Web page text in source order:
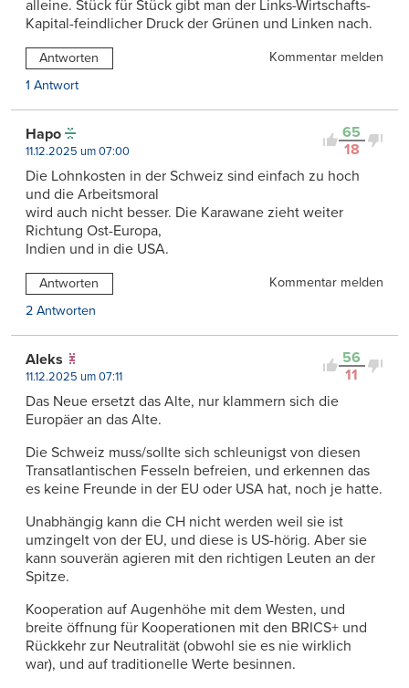
alleine. Stück für Stück gibt man der Links-Wirtschafts-
Kapital-feindlicher Druck der Grünen und Linken nach.
Antworten
Kommentar melden
1 Antwort
65
18
Hapo
11.12.2025 um 07:00
Die Lohnkosten in der Schweiz sind einfach zu hoch
und die Arbeitsmoral
wird auch nicht besser. Die Karawane zieht weiter
Richtung Ost-Europa,
Indien und in die USA.
Antworten
Kommentar melden
2 Antworten
56
11
Aleks
11.12.2025 um 07:11
Das Neue ersetzt das Alte, nur klammern sich die
Europäer an das Alte.
Die Schweiz muss/sollte sich schleunigst von diesen
Transatlantischen Fesseln befreien, und erkennen das
es keine Freunde in der EU oder USA hat, noch je hatte.
Unabhängig kann die CH nicht werden weil sie ist
umzingelt von der EU, und diese is US-hörig. Aber sie
kann souverän agieren mit den richtigen Leuten an der
Spitze.
Kooperation auf Augenhöhe mit dem Westen, und
breite öffnung für Kooperationen mit den BRICS+ und
Rückkehr zur Neutralität (obwohl sie es nie wirklich
war), und auf traditionelle Werte besinnen.